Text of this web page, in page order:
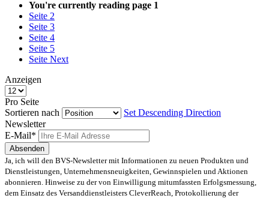
You're currently reading page 1
Seite 2
Seite 3
Seite 4
Seite 5
Seite Next
Anzeigen
Pro Seite
Sortieren nach
Set Descending Direction
Newsletter
E-Mail*
Absenden
Ja, ich will den BVS-Newsletter mit Informationen zu neuen Produkten und
Dienstleistungen, Unternehmensneuigkeiten, Gewinnspielen und Aktionen
abonnieren. Hinweise zu der von Einwilligung mitumfassten Erfolgsmessung,
dem Einsatz des Versanddienstleisters CleverReach, Protokollierung der